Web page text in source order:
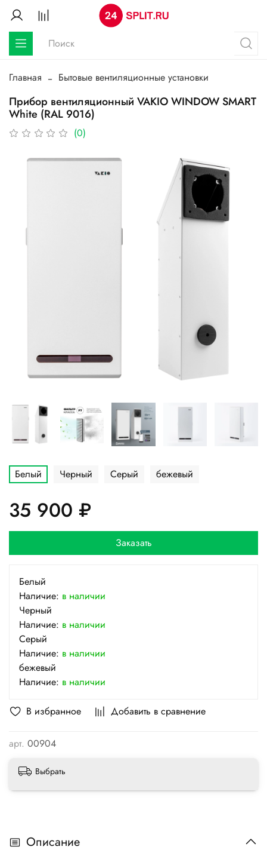
Главная Бытовые вентиляционные установки
Прибор вентиляционный VAKIO WINDOW SMART
White (RAL 9016)
(0)
В избранное Добавить в сравнение
арт. 00904
Белый Черный Серый бежевый
35 900 ₽
Заказать
Белый
Наличие: в наличии
Черный
Наличие: в наличии
Серый
Наличие: в наличии
бежевый
Наличие: в наличии
Выбрать
Описание